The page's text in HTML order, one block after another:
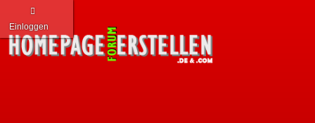
Einloggen